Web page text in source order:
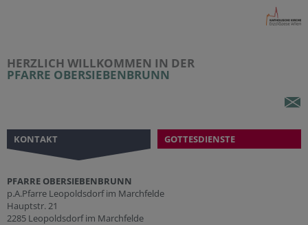
HERZLICH WILLKOMMEN IN DER
PFARRE OBERSIEBENBRUNN
KONTAKT GOTTESDIENSTE
PFARRE OBERSIEBENBRUNN
p.A.Pfarre Leopoldsdorf im Marchfelde
Hauptstr. 21
2285 Leopoldsdorf im Marchfelde